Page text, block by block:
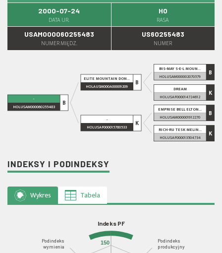
2000-07-24
DATA UR.
HO
RASA
USAM000060255483
NUMER MIĘDZ.
US60255483
NUMER
-
HOLUSAM000060255483
B
ELITE MOUNTAIN DON...
HOLAUSM000A00009209 B
-
HOLUSAF000015780533 K
BIS-MAY S-E-L MOUN...
HOLUSAM000002070579
B
DREAM
HOLUSAF000014724612
K
EMPRISE BELL ELTON...
HOLUSAM000001912270
B
RICH-RU TESK MELIN...
HOLUSAF000013504734 K
INDEKSY I PODINDEKSY
Wykres Tabela
Indeks PF
Podindeks
produkcyjny
Podindeks
wymienia
150